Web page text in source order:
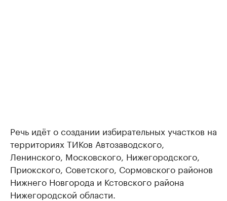
Речь идёт о создании избирательных участков на
территориях ТИКов Автозаводского,
Ленинского, Московского, Нижегородского,
Приокского, Советского, Сормовского районов
Нижнего Новгорода и Кстовского района
Нижегородской области.